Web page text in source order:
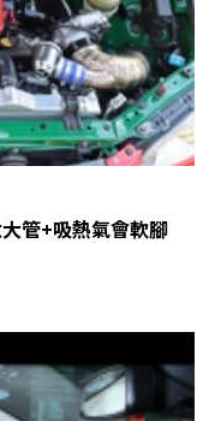
管+吸熱氣會軟腳